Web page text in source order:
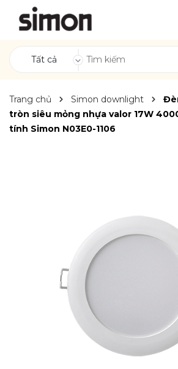
Tất cả
Trang chủ Simon downlight
tròn siêu mỏng nhựa valor 17W
tính Simon N03E0-1106